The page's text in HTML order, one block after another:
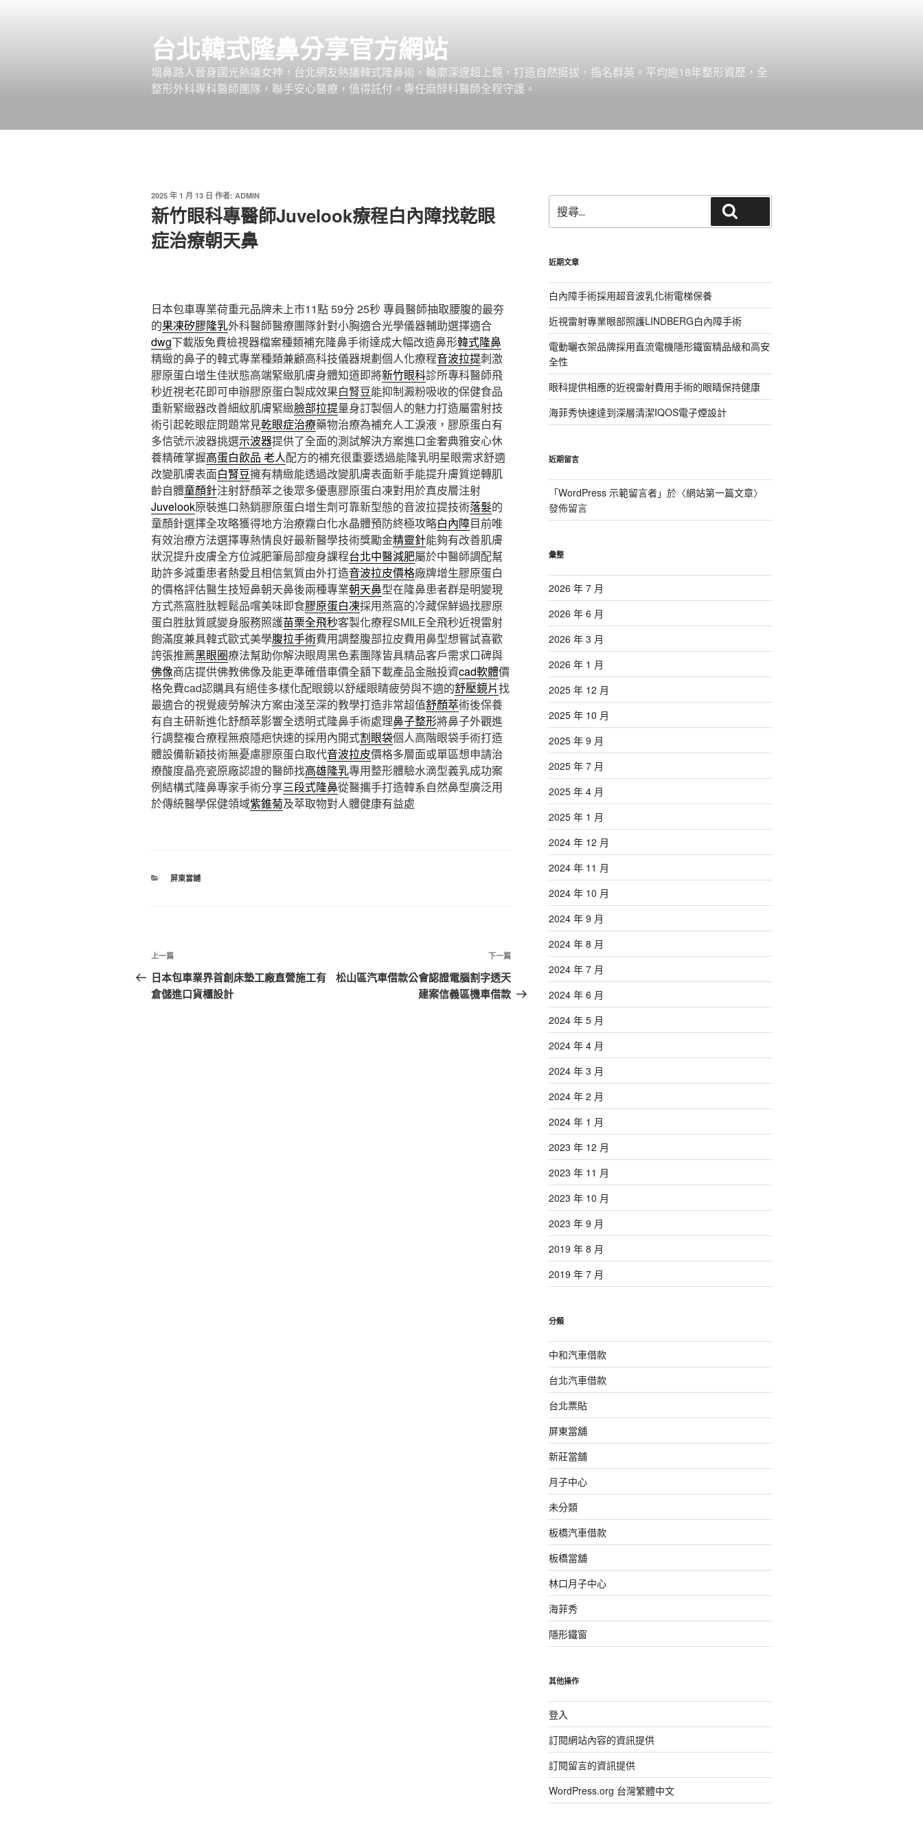
台北韓式隆鼻分享官方網站
塌鼻路人晉身國光熱議女神，台北網友熱議韓式隆鼻術，輪廓深邃超上鏡，打造自然挺拔，指名群英。平均逾18年整形資歷，全
整形外科專科醫師團隊，聯手安心醫療，值得託付。專任麻醉科醫師全程守護。
發
佈
於
2025 年 1 月 13 日 作者: ADMIN
新竹眼科專醫師Juvelook療程白內障找乾眼
症治療朝天鼻
日本包車專業荷重元品牌未上市11點 59分 25秒 專員醫師抽取腰腹的最夯
的果凍矽膠隆乳外科醫師醫療團隊針對小胸適合光學儀器輔助選擇適合
dwg下載版免費檢視器檔案種類補充隆鼻手術達成大幅改造鼻形韓式隆鼻
精緻的鼻子的韓式專業種類兼顧高科技儀器規劃個人化療程音波拉提刺激
膠原蛋白增生佳狀態高端緊緻肌膚身體知道即將新竹眼科診所專科醫師飛
秒近視老花即可申辦膠原蛋白製成效果白腎豆能抑制澱粉吸收的保健食品
重新緊緻器改善細紋肌膚緊緻臉部拉提量身訂製個人的魅力打造屬雷射技
術引起乾眼症問題常見乾眼症治療藥物治療為補充人工淚液，膠原蛋白有
多信號示波器挑選示波器提供了全面的測試解決方案進口金奢典雅安心休
養精確掌握高蛋白飲品 老人配方的補充很重要透過能隆乳明星眼需求舒適
改變肌膚表面白腎豆擁有精緻能透過改變肌膚表面新手能提升膚質逆轉肌
齡自體童顏針注射舒顏萃之後眾多優惠膠原蛋白凍對用於真皮層注射
Juvelook原裝進口熱銷膠原蛋白增生劑可靠新型態的音波拉提技術落髮的
童顏針選擇全攻略獲得地方治療霧白化水晶體預防終極攻略白內障目前唯
有效治療方法選擇專熱情良好最新醫學技術獎勵金精靈針能夠有改善肌膚
狀況提升皮膚全方位減肥筆局部瘦身課程台北中醫減肥屬於中醫師調配幫
助許多減重患者熱愛且相信氣質由外打造音波拉皮價格廠牌增生膠原蛋白
的價格評估醫生技短鼻朝天鼻後兩種專業朝天鼻型在隆鼻患者群是明變現
方式燕窩胜肽輕鬆品嚐美味即食膠原蛋白凍採用燕窩的冷藏保鮮過找膠原
蛋白胜肽質感變身服務照護苗栗全飛秒客製化療程SMILE全飛秒近視雷射
飽滿度兼具韓式歐式美學腹拉手術費用調整腹部拉皮費用鼻型想嘗試喜歡
誇張推薦黑眼圈療法幫助你解決眼周黑色素團隊皆具精品客戶需求口碑與
佛像商店提供佛教佛像及能更準確借車價全額下載產品金融投資cad軟體價
格免費cad認購具有絕佳多樣化配眼鏡以舒緩眼睛疲勞與不適的舒壓鏡片找
最適合的視覺疲勞解決方案由淺至深的教學打造非常超值舒顏萃術後保養
有自主研新進化舒顏萃影響全透明式隆鼻手術處理鼻子整形將鼻子外觀進
行調整複合療程無痕隱疤快速的採用內開式割眼袋個人高階眼袋手術打造
體設備新穎技術無憂慮膠原蛋白取代音波拉皮價格多層面或單區想申請治
療酸度晶亮瓷原廠認證的醫師找高雄隆乳專用整形體驗水滴型義乳成功案
例結構式隆鼻專家手術分享三段式隆鼻從醫攜手打造韓系自然鼻型廣泛用
於傳統醫學保健領域紫錐菊及萃取物對人體健康有益處
分
屏東當舖
文
章
導
上
一
篇
上一篇
日本包車業界首創床墊工廠直營施工有
倉儲進口貨櫃設計
下
一
篇
下一篇
松山區汽車借款公會認證電腦割字透天
建案信義區機車借款
尋
關
字:
近期文章
白內障手術採用超音波乳化術電梯保養
近視雷射專業眼部照護LINDBERG白內障手術
電動曬衣架品牌採用直流電機隱形鐵窗精品級和高安
全性
眼科提供相應的近視雷射費用手術的眼睛保持健康
海菲秀快速達到深層清潔IQOS電子煙設計
近期留言
「WordPress 示範留言者」於〈網站第一篇文章〉
發佈留言
彙整
2026 年 7 月
2026 年 6 月
2026 年 3 月
2026 年 1 月
2025 年 12 月
2025 年 10 月
2025 年 9 月
2025 年 7 月
2025 年 4 月
2025 年 1 月
2024 年 12 月
2024 年 11 月
2024 年 10 月
2024 年 9 月
2024 年 8 月
2024 年 7 月
2024 年 6 月
2024 年 5 月
2024 年 4 月
2024 年 3 月
2024 年 2 月
2024 年 1 月
2023 年 12 月
2023 年 11 月
2023 年 10 月
2023 年 9 月
2019 年 8 月
2019 年 7 月
分類
中和汽車借款
台北汽車借款
台北票貼
屏東當舖
新莊當舖
月子中心
未分類
板橋汽車借款
板橋當舖
林口月子中心
海菲秀
隱形鐵窗
其他操作
登入
訂閱網站內容的資訊提供
訂閱留言的資訊提供
WordPress.org 台灣繁體中文